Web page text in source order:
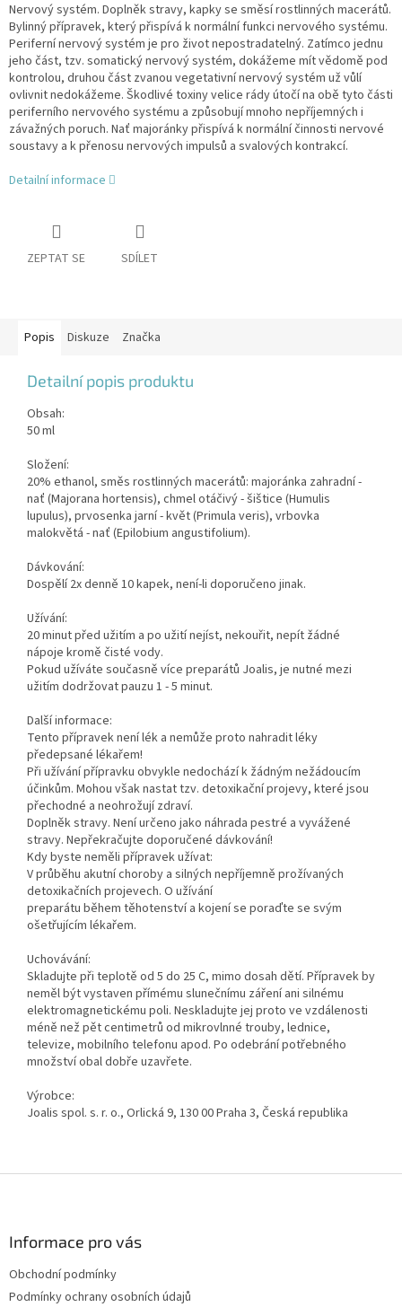
Nervový systém. Doplněk stravy, kapky se směsí rostlinných macerátů.
Bylinný přípravek, který přispívá k normální funkci nervového systému.
Periferní nervový systém je pro život nepostradatelný. Zatímco jednu
jeho část, tzv. somatický nervový systém, dokážeme mít vědomě pod
kontrolou, druhou část zvanou vegetativní nervový systém už vůlí
ovlivnit nedokážeme. Škodlivé toxiny velice rády útočí na obě tyto části
periferního nervového systému a způsobují mnoho nepříjemných i
závažných poruch. Nať majoránky přispívá k normální činnosti nervové
soustavy a k přenosu nervových impulsů a svalových kontrakcí.
Detailní informace
ZEPTAT SE SDÍLET
Popis Diskuze Značka
Detailní popis produktu
Obsah:
50 ml
Složení:
20% ethanol, směs rostlinných macerátů: majoránka zahradní -
nať (Majorana hortensis), chmel otáčivý - šištice (Humulis
lupulus), prvosenka jarní - květ (Primula veris), vrbovka
malokvětá - nať (Epilobium angustifolium).
Dávkování:
Dospělí 2x denně 10 kapek, není-li doporučeno jinak.
Užívání:
20 minut před užitím a po užití nejíst, nekouřit, nepít žádné
nápoje kromě čisté vody.
Pokud užíváte současně více preparátů Joalis, je nutné mezi
užitím dodržovat pauzu 1 - 5 minut.
Další informace:
Tento přípravek není lék a nemůže proto nahradit léky
předepsané lékařem!
Při užívání přípravku obvykle nedochází k žádným nežádoucím
účinkům. Mohou však nastat tzv. detoxikační projevy, které jsou
přechodné a neohrožují zdraví.
Doplněk stravy. Není určeno jako náhrada pestré a vyvážené
stravy. Nepřekračujte doporučené dávkování!
Kdy byste neměli přípravek užívat:
V průběhu akutní choroby a silných nepříjemně prožívaných
detoxikačních projevech. O užívání
preparátu během těhotenství a kojení se poraďte se svým
ošetřujícím lékařem.
Uchovávání:
Skladujte při teplotě od 5 do 25 C, mimo dosah dětí. Přípravek by
neměl být vystaven přímému slunečnímu záření ani silnému
elektromagnetickému poli. Neskladujte jej proto ve vzdálenosti
méně než pět centimetrů od mikrovlnné trouby, lednice,
televize, mobilního telefonu apod. Po odebrání potřebného
množství obal dobře uzavřete.
Výrobce:
Joalis spol. s. r. o., Orlická 9, 130 00 Praha 3, Česká republika
Informace pro vás
Obchodní podmínky
Podmínky ochrany osobních údajů